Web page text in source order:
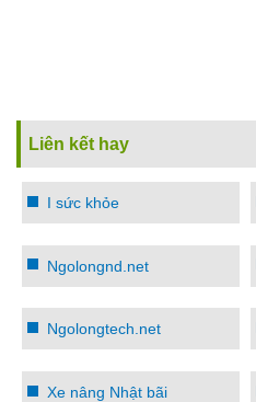
Liên kết hay
I sức khỏe
Ngolongnd.net
Ngolongtech.net
Xe nâng Nhật bãi